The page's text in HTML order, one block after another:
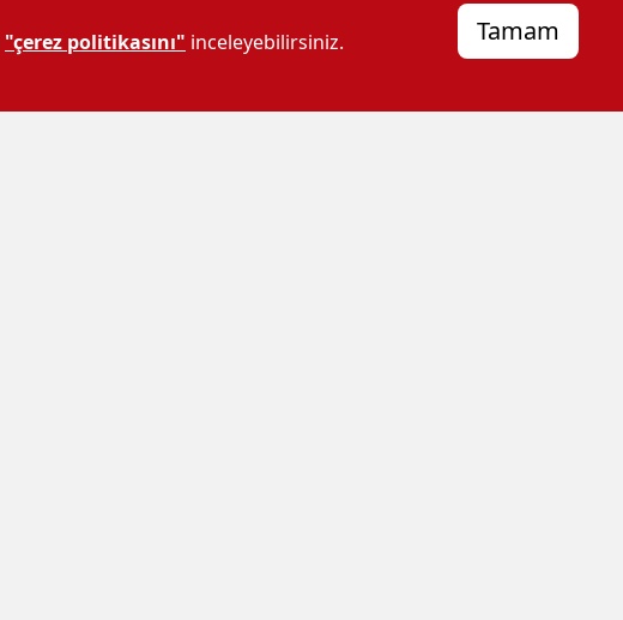
"çerez politikasını" inceleyebilirsiniz. Tamam